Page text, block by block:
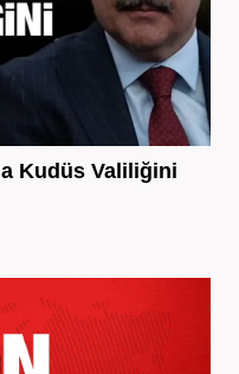
Kudüs Valiliğini